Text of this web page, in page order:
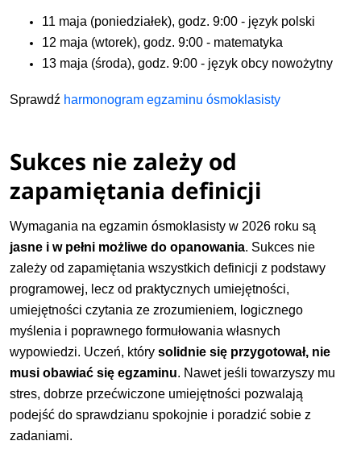
11 maja (poniedziałek), godz. 9:00 - język polski
12 maja (wtorek), godz. 9:00 - matematyka
13 maja (środa), godz. 9:00 - język obcy nowożytny
Sprawdź harmonogram egzaminu ósmoklasisty
Sukces nie zależy od
zapamiętania definicji
Wymagania na egzamin ósmoklasisty w 2026 roku są
jasne i w pełni możliwe do opanowania. Sukces nie
zależy od zapamiętania wszystkich definicji z podstawy
programowej, lecz od praktycznych umiejętności,
umiejętności czytania ze zrozumieniem, logicznego
myślenia i poprawnego formułowania własnych
wypowiedzi. Uczeń, którysolidnie się przygotował, nie
musi obawiać się egzaminu. Nawet jeśli towarzyszy mu
stres, dobrze przećwiczone umiejętności pozwalają
podejść do sprawdzianu spokojnie i poradzić sobie z
zadaniami.